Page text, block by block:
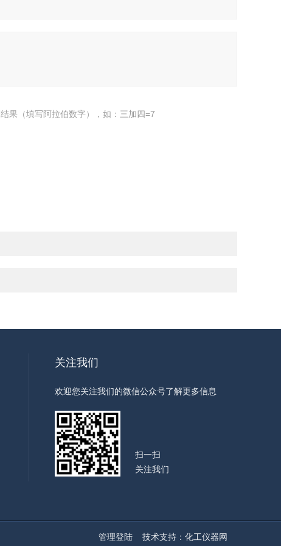
果（填写阿拉伯数字），如：三加四=7
关注我们
欢迎您关注我们的微信公众号了解更多信息
扫一扫
关注我们
管理登陆 技术支持： 化工仪器网